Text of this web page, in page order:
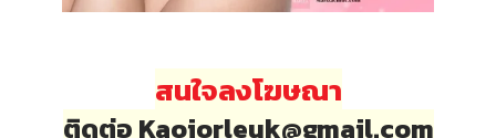
สนใจลงโฆษณา
ติดต่อ Kaojorleuk@gmail.com